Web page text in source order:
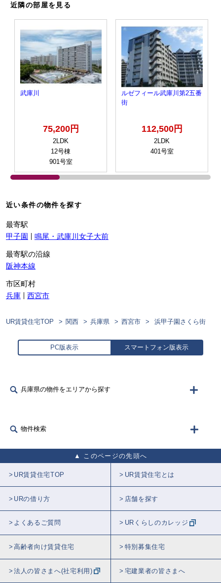
近隣の部屋を見る
武庫川
75,200円
2LDK
12号棟
901号室
ルゼフィール武庫川第2五番
街
112,500円
2LDK
401号室
近い条件の物件を探す
最寄駅
甲子園
鳴尾・武庫川女子大前
最寄駅の沿線
阪神本線
市区町村
兵庫
西宮市
UR賃貸住宅TOP 関西 兵庫県 西宮市 浜甲子園さくら街
PC版表示 スマートフォン版表示
兵庫県の物件をエリアから探す
物件検索
このページの先頭へ
UR賃貸住宅TOP UR賃貸住宅とは
URの借り方 店舗を探す
よくあるご質問 URくらしのカレッジ
高齢者向け賃貸住宅 特別募集住宅
法人の皆さまへ(社宅利用) 宅建業者の皆さまへ